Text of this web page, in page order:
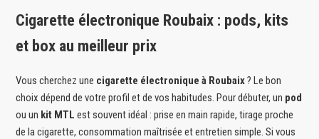
Cigarette électronique Roubaix : pods, kits
et box au meilleur prix
Vous cherchez une cigarette électronique à Roubaix? Le bon
choix dépend de votre profil et de vos habitudes. Pour débuter, un pod
ou un kit MTL est souvent idéal : prise en main rapide, tirage proche
de la cigarette, consommation maîtrisée et entretien simple. Si vous